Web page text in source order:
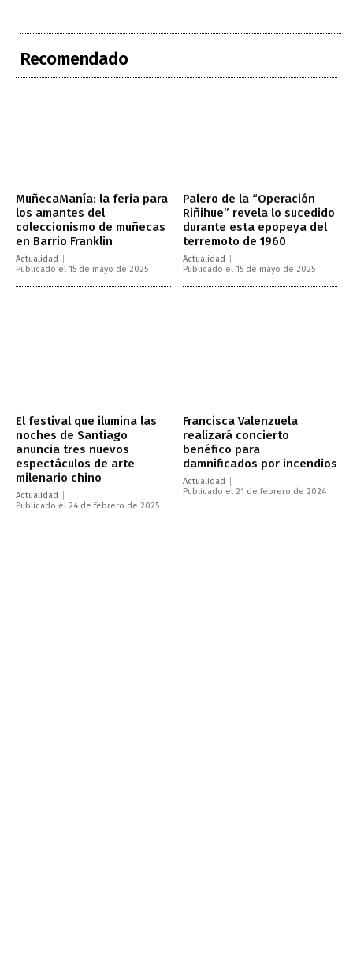
Recomendado
MuñecaManía: la feria para
los amantes del
coleccionismo de muñecas
en Barrio Franklin
Actualidad
Publicado el 15 de mayo de 2025
Palero de la “Operación
Riñihue” revela lo sucedido
durante esta epopeya del
terremoto de 1960
Actualidad
Publicado el 15 de mayo de 2025
El festival que ilumina las
noches de Santiago
anuncia tres nuevos
espectáculos de arte
milenario chino
Actualidad
Publicado el 24 de febrero de 2025
Francisca Valenzuela
realizará concierto
benéfico para
damnificados por incendios
Actualidad
Publicado el 21 de febrero de 2024